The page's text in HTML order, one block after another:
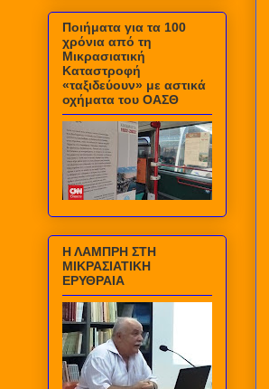
Ποιήματα για τα 100
χρόνια από τη
Μικρασιατική
Καταστροφή
«ταξιδεύουν» με αστικά
οχήματα του ΟΑΣΘ
Η ΛΑΜΠΡΗ ΣΤΗ
ΜΙΚΡΑΣΙΑΤΙΚΗ
ΕΡΥΘΡΑΙΑ